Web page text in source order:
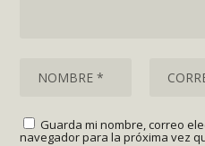
Guarda mi nombre, correo
navegador para la próxima vez